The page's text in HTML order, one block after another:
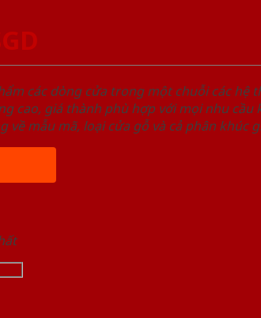
các dòng cửa trong một chuỗi các hệ
giá thành phù hợp với mọi nhu cầu
về mẫu mã, loại cửa gỗ và cả phân khúc